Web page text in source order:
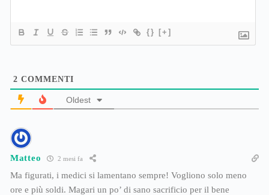
{} [+]
2 COMMENTI
Oldest
Matteo 2 mesi fa
Ma figurati, i medici si lamentano sempre! Vogliono solo meno
ore e più soldi. Magari un po’ di sano sacrificio per il bene